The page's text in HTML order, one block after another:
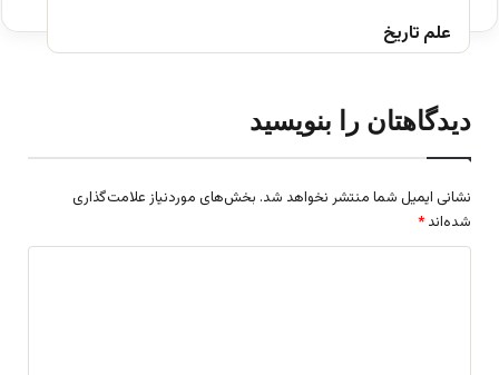
علم تاریخ
دیدگاهتان را بنویسید
نشانی ایمیل شما منتشر نخواهد شد. بخش‌های موردنیاز علامت‌گذاری
شده‌اند *